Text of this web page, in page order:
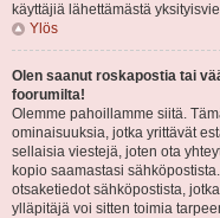
käyttäjiä lähettämästä
Ylös
Olen saanut roskapostia tai
foorumilta!
Olemme pahoillamme siitä.
ominaisuuksia, jotka yrittävät
sellaisia viestejä, joten ota
kopio saamastasi
otsaketiedot sähköpostista,
ylläpitäjä voi sitten toimia